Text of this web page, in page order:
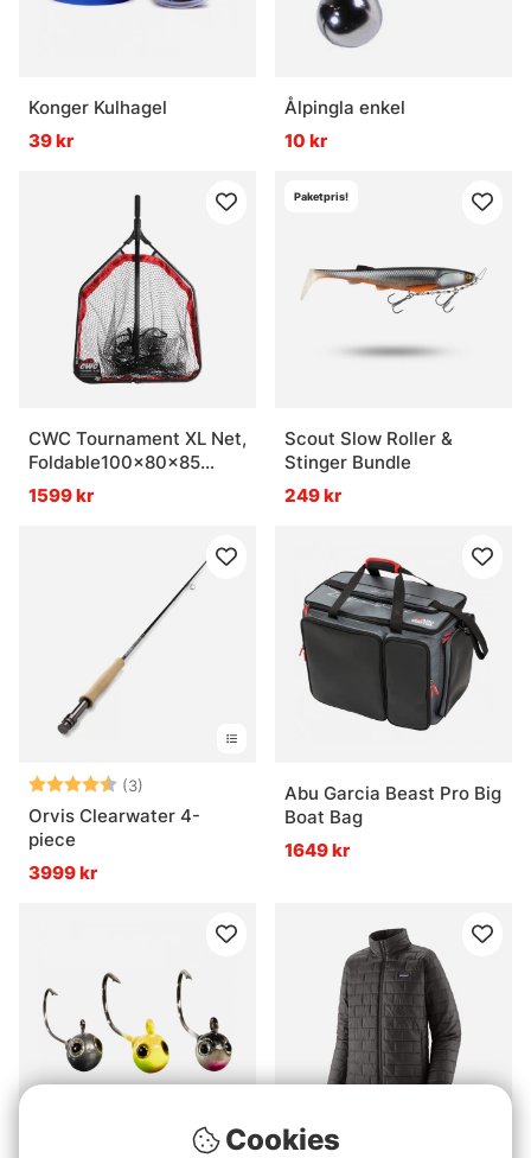
Konger Kulhagel
39 kr
Ålpingla enkel
10 kr
CWC Tournament XL Net,
Foldable100x80x85
Handle - 200cm
1599 kr
Paketpris!
Scout Slow Roller &
Stinger Bundle
249 kr
Betyg: (3)
4.7 utav 5 stjärnor
Orvis Clearwater 4-
piece
3999 kr
Abu Garcia Beast Pro Big
Boat Bag
1649 kr
Cookies